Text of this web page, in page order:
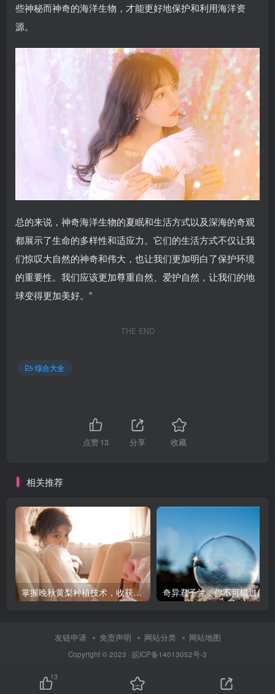
些神秘而神奇的海洋生物，才能更好地保护和利用海洋资
源。
总的来说，神奇海洋生物的夏眠和生活方式以及深海的奇观
都展示了生命的多样性和适应力。它们的生活方式不仅让我
们惊叹大自然的神奇和伟大，也让我们更加明白了保护环境
的重要性。我们应该更加尊重自然、爱护自然，让我们的地
球变得更加美好。”
THE END
综合大全
点赞13 分享 收藏
相关推荐
掌握晚秋黄梨种植技术，收获满满果实！
友链申请 免责声明 网站分类 网站地图
Copyright © 2023 · 皖ICP备14013052号-3
13